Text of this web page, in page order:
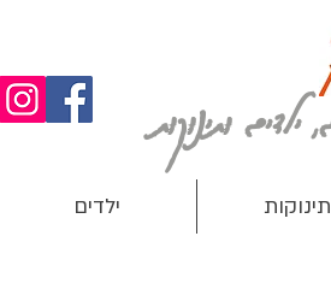
תינוקות ילדים